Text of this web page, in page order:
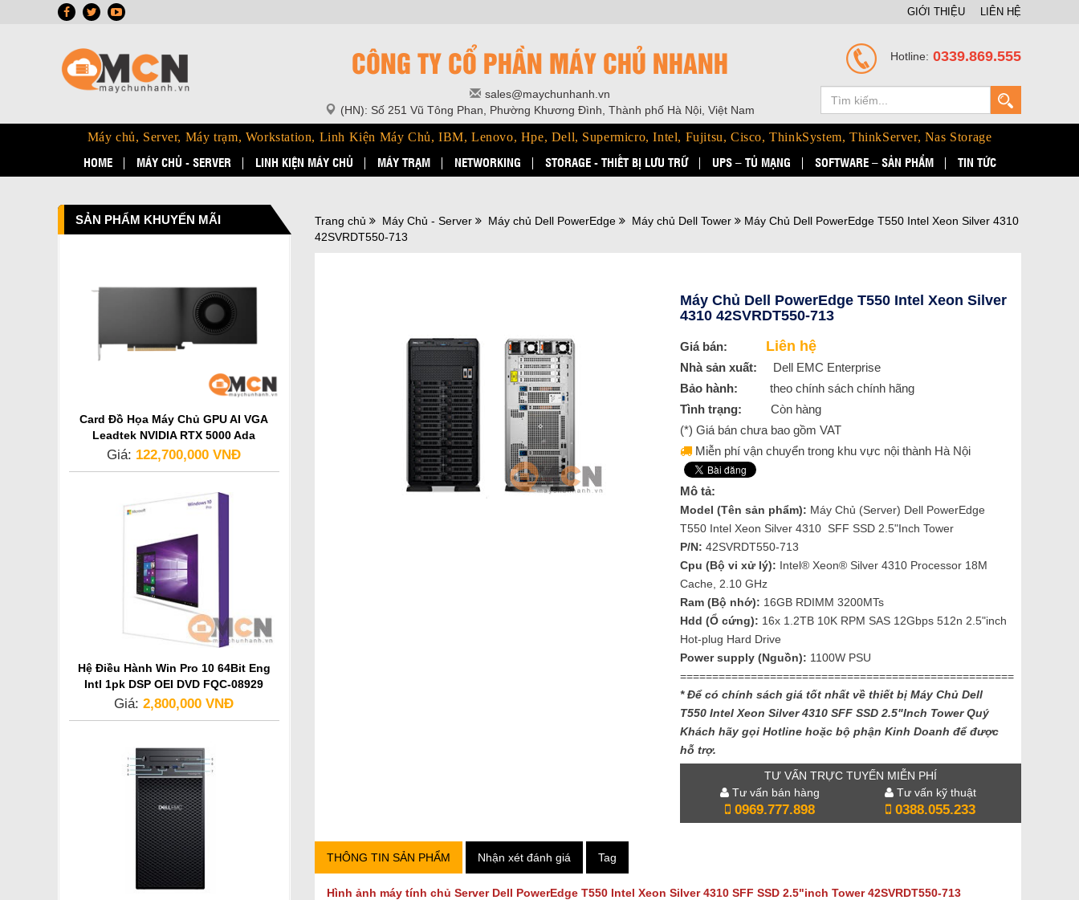
GIỚI THIỆU LIÊN HỆ
CÔNG TY CỔ PHẦN MÁY CHỦ NHANH
sales@maychunhanh.vn
(HN): Số 251 Vũ Tông Phan, Phường Khương Đình, Thành phố Hà Nội, Việt Nam
Hotline: 0339.869.555
Máy chủ, Server, Máy trạm, Workstation, Linh Kiện Máy Chủ, IBM, Lenovo, Hpe, Dell, Supermicro, Intel, Fujitsu, Cisco, ThinkSystem, ThinkServer, Nas Storage
HOME MÁY CHỦ - SERVER LINH KIỆN MÁY CHỦ MÁY TRẠM NETWORKING STORAGE - THIẾT BỊ LƯU TRỮ UPS – TỦ MẠNG SOFTWARE – SẢN PHẨM TIN TỨC
SẢN PHẨM KHUYẾN MÃI
Card Đồ Họa Máy Chủ GPU AI VGA
Leadtek NVIDIA RTX 5000 Ada
Generation
Giá: 122,700,000 VNĐ
Hệ Điều Hành Win Pro 10 64Bit Eng
Intl 1pk DSP OEI DVD FQC-08929
Giá:2,800,000 VNĐ
Trang chủ Máy Chủ - Server Máy chủ Dell PowerEdge Máy chủ Dell Tower
Máy Chủ Dell PowerEdge T550 Intel Xeon Silver 4310
42SVRDT550-713
Máy Chủ Dell PowerEdge T550 Intel Xeon Silver
4310 42SVRDT550-713
Giá bán: Liên hệ
Nhà sản xuất: Dell EMC Enterprise
Bảo hành: theo chính sách chính hãng
Tình trạng: Còn hàng
(*) Giá bán chưa bao gồm VAT
Miễn phí vận chuyển trong khu vực nội thành Hà Nội
Mô tả:
Model (Tên sản phẩm): Máy Chủ (Server) Dell PowerEdge
T550 Intel Xeon Silver 4310 SFF SSD 2.5"Inch Tower
P/N: 42SVRDT550-713
Cpu (Bộ vi xử lý): Intel® Xeon® Silver 4310 Processor 18M
Cache, 2.10 GHz
Ram (Bộ nhớ): 16GB RDIMM 3200MTs
Hdd (Ổ cứng): 16x 1.2TB 10K RPM SAS 12Gbps 512n 2.5"inch
Hot-plug Hard Drive
Power supply (Nguồn): 1100W PSU
====================================================
* Để có chính sách giá tốt nhất về thiết bị Máy Chủ Dell
T550 Intel Xeon Silver 4310 SFF SSD 2.5"Inch TowerQuý
Khách hãy gọi Hotline hoặc bộ phận Kinh Doanh để được
hỗ trợ.
TƯ VẤN TRỰC TUYẾN MIỄN PHÍ
Tư vấn bán hàng
0969.777.898
Tư vấn kỹ thuật
0388.055.233
THÔNG TIN SẢN PHẨM Nhận xét đánh giá Tag
Hình ảnh máy tính chủ Server Dell PowerEdge T550 Intel Xeon Silver 4310 SFF SSD 2.5"inch Tower42SVRDT550-713